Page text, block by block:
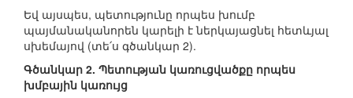
Եվ այսպես, պետությունը որպես խումբ
պայմանականորեն կարելի է ներկայացնել հետևյալ
սխեմայով (տե՛ս գծանկար 2).
Գծանկար 2. Պետության կառուցվածքը որպես
խմբային կառույց